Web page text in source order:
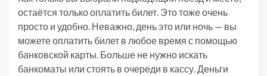
остаётся только оплатить билет. Это тоже очень
просто и удобно. Неважно, день это или ночь — вы
можете оплатить билет в любое время с помощью
банковской карты. Больше не нужно искать
банкоматы или стоять в очереди в кассу. Деньги